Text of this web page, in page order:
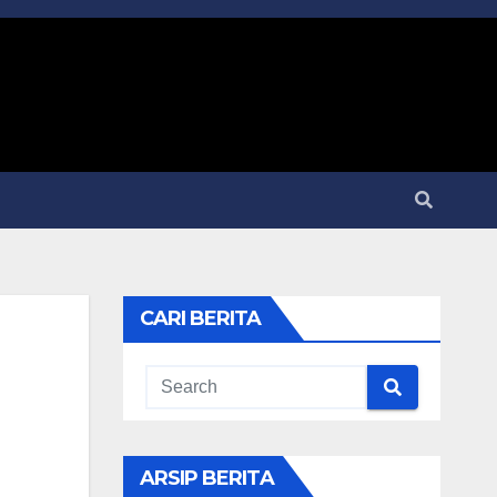
CARI BERITA
ARSIP BERITA